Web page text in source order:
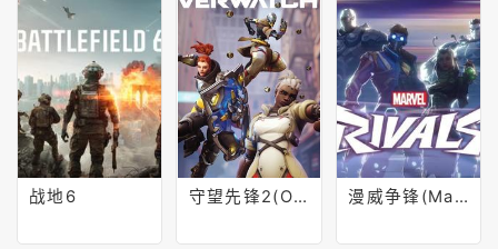
战地6 守望先锋2(Overwatch 2) 漫威争锋(Marvel Rivals)